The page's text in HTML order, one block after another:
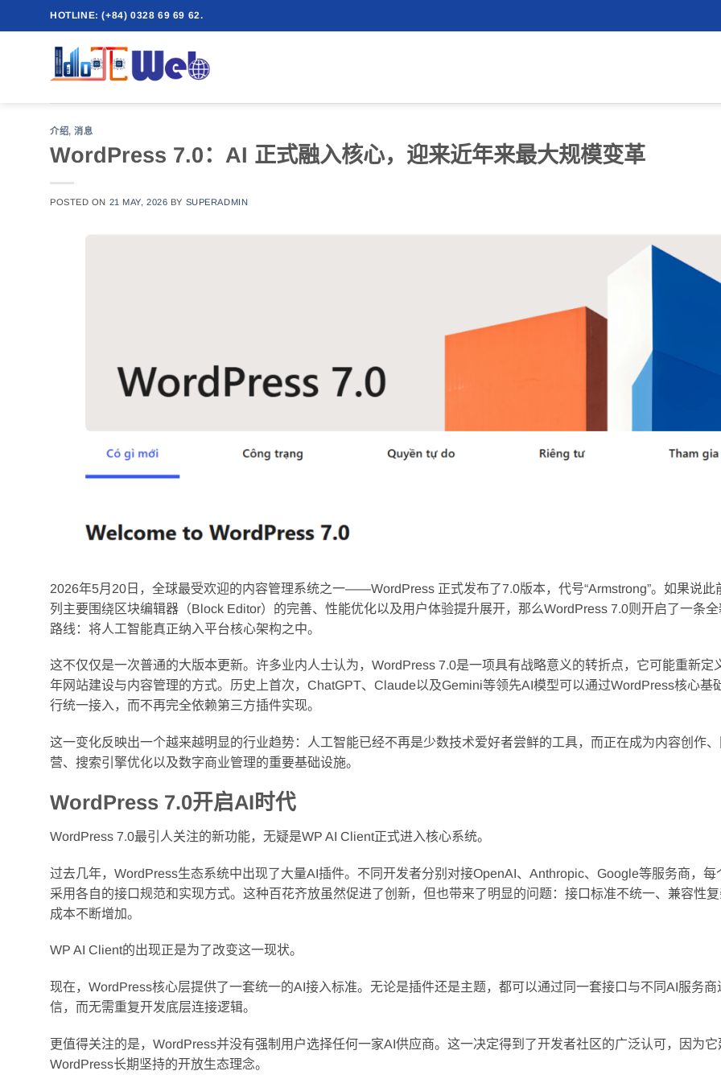
到
HOTLINE: (+84) 0328 69 69 62.
介绍,消息
WordPress 7.0：AI 正式融入核心，迎来近年来最大规模变革
POSTED ON 21 MAY, 2026 BY SUPERADMIN
2026年5月20日，全球最受欢迎的内容管理系统之一——WordPress 正式发布了7.0版本，代号“Armstrong”。如果说此
列主要围绕区块编辑器（Block Editor）的完善、性能优化以及用户体验提升展开，那么WordPress 7.0则开启了一条
路线：将人工智能真正纳入平台核心架构之中。
这不仅仅是一次普通的大版本更新。许多业内人士认为，WordPress 7.0是一项具有战略意义的转折点，它可能重新定
年网站建设与内容管理的方式。历史上首次，ChatGPT、Claude以及Gemini等领先AI模型可以通过WordPress核心基
行统一接入，而不再完全依赖第三方插件实现。
这一变化反映出一个越来越明显的行业趋势：人工智能已经不再是少数技术爱好者尝鲜的工具，而正在成为内容创作
营、搜索引擎优化以及数字商业管理的重要基础设施。
WordPress 7.0开启AI时代
WordPress 7.0最引人关注的新功能，无疑是WP AI Client正式进入核心系统。
过去几年，WordPress生态系统中出现了大量AI插件。不同开发者分别对接OpenAI、Anthropic、Google等服务商，每
采用各自的接口规范和实现方式。这种百花齐放虽然促进了创新，但也带来了明显的问题：接口标准不统一、兼容性
成本不断增加。
WP AI Client的出现正是为了改变这一现状。
现在，WordPress核心层提供了一套统一的AI接入标准。无论是插件还是主题，都可以通过同一套接口与不同AI服务商
信，而无需重复开发底层连接逻辑。
更值得关注的是，WordPress并没有强制用户选择任何一家AI供应商。这一决定得到了开发者社区的广泛认可，因为它
WordPress长期坚持的开放生态理念。